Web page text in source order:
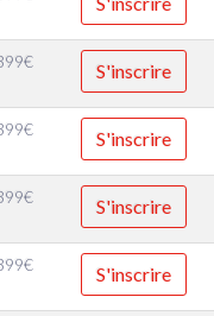
€ S'inscrire
€ S'inscrire
€ S'inscrire
€ S'inscrire